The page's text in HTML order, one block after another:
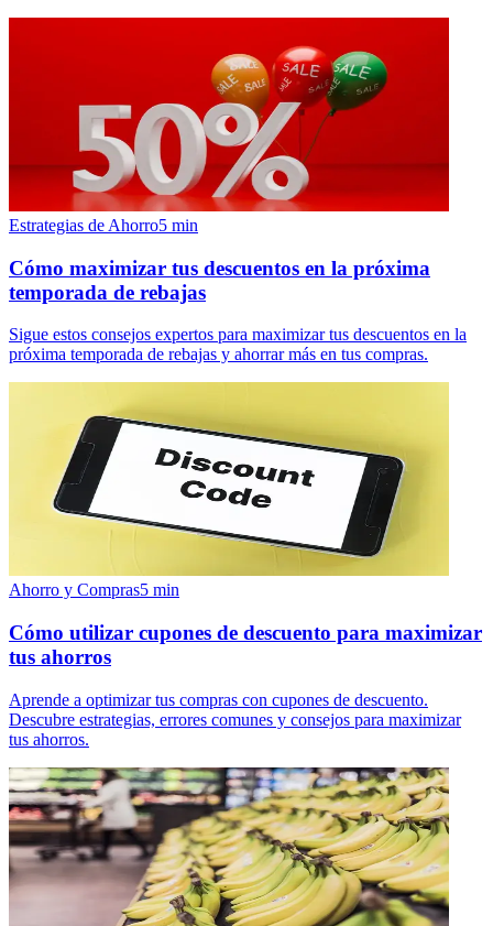
Estrategias de Ahorro5 min
Cómo maximizar tus descuentos en la próxima
temporada de rebajas
Sigue estos consejos expertos para maximizar tus descuentos en la
próxima temporada de rebajas y ahorrar más en tus compras.
Ahorro y Compras5 min
Cómo utilizar cupones de descuento para maximizar
tus ahorros
Aprende a optimizar tus compras con cupones de descuento.
Descubre estrategias, errores comunes y consejos para maximizar
tus ahorros.